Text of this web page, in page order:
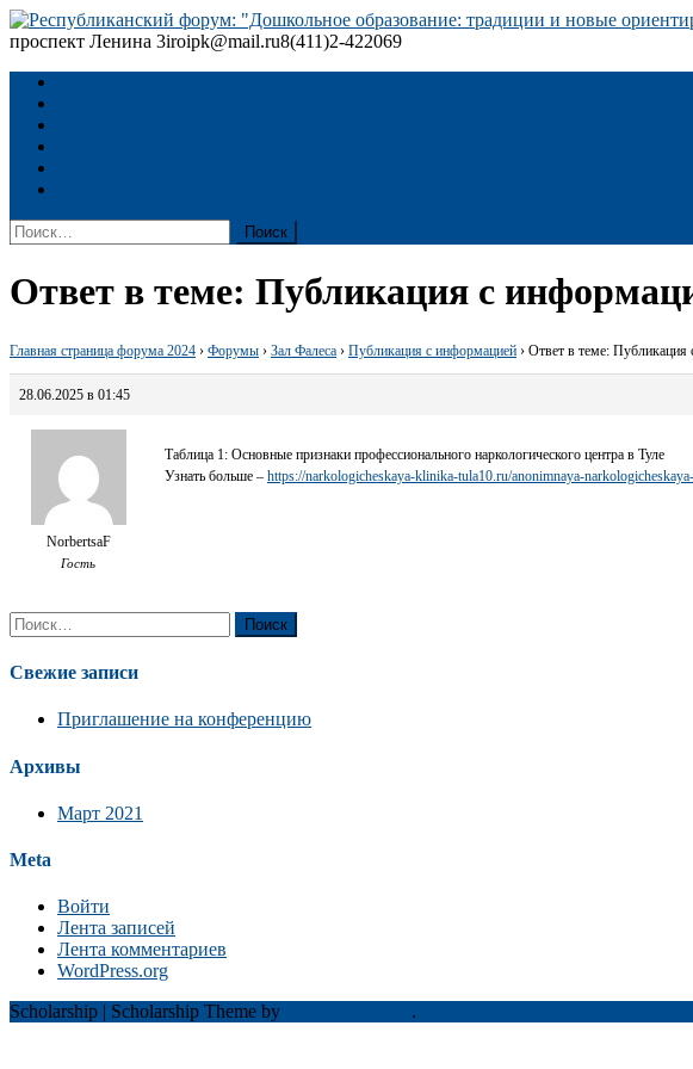
Skip
to
проспект Ленина 3iroipk@mail.ru8(411)2-422069
Найти:
Ответ в теме: Публикация с
Главная страница форума 2024 › Форумы › Зал Фалеса › Публикация с информацией › Ответ в теме: Публикация
28.06.2025 в 01:45
NorbertsaF
Гость
Таблица 1: Основные признаки профессионального наркологического центра в Туле
Узнать больше – https://narkologicheskaya-klinika-tula10.ru/anonimnaya-
Найти:
Свежие записи
Приглашение на конференцию
Архивы
Март 2021
Meta
Войти
Лента записей
Лента комментариев
WordPress.org
Scholarship
Scholarship Theme by .